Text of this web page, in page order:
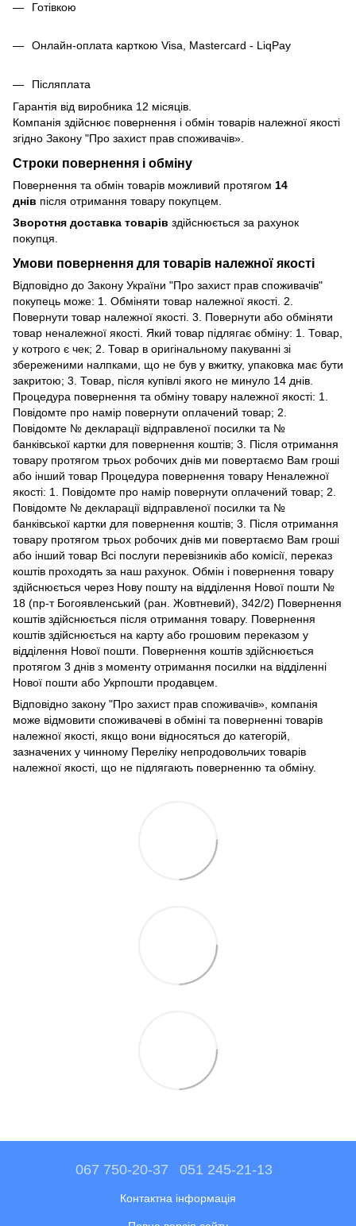
Готівкою
Онлайн-оплата карткою Visa, Mastercard - LiqPay
Післяплата
Гарантія від виробника 12 місяців.
Компанія здійснює повернення і обмін товарів належної якості
згідно Закону "Про захист прав споживачів»
Строки повернення і обміну
Повернення та обмін товарів можливий протягом 14
днів після отримання товару покупцем.
Зворотня доставка товарів здійснюється за рахунок
покупця.
Умови повернення для товарів належної якості
Відповідно до Закону України "Про захист прав споживачів"
покупець може: 1. Обміняти товар належної якості. 2.
Повернути товар належної якості. 3. Повернути або обміняти
товар неналежної якості. Який товар підлягає обміну: 1. Товар,
у котрого є чек; 2. Товар в оригінальному пакуванні зі
збереженими налпками, що не був у вжитку, упаковка має бути
закритою; 3. Товар, після купівлі якого не минуло 14 днів.
Процедура повернення та обміну товару належної якості: 1.
Повідомте про намір повернути оплачений товар; 2.
Повідомте № декларації відправленої посилки та №
банківської картки для повернення коштів; 3. Після отримання
товару протягом трьох робочих днів ми повертаємо Вам гроші
або інший товар Процедура повернення товару Неналежної
якості: 1. Повідомте про намір повернути оплачений товар; 2.
Повідомте № декларації відправленої посилки та №
банківської картки для повернення коштів; 3. Після отримання
товару протягом трьох робочих днів ми повертаємо Вам гроші
або інший товар Всі послуги перевізників або комісії, переказ
коштів проходять за наш рахунок. Обмін і повернення товару
здійснюється через Нову пошту на відділення Нової пошти №
18 (пр-т Богоявленський (ран. Жовтневий), 342/2) Повернення
коштів здійснюється після отримання товару. Повернення
коштів здійснюється на карту або грошовим переказом у
відділення Нової пошти. Повернення коштів здійснюється
протягом 3 днів з моменту отримання посилки на відділенні
Нової пошти або Укрпошти продавцем.
Відповідно закону "Про захист прав споживачів» , компанія
може відмовити споживачеві в обміні та поверненні товарів
належної якості, якщо вони відносяться до категорій,
зазначених у чинному Переліку непродовольчих товарів
належної якості, що не підлягають поверненню та обміну.
067 750-20-37 051 245-21-13
Контактна інформація